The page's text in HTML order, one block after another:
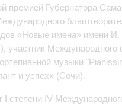
премией Губернатора
«Новые имена» имени И.
участник
музыки
и успех» (Сочи).
I степени IV